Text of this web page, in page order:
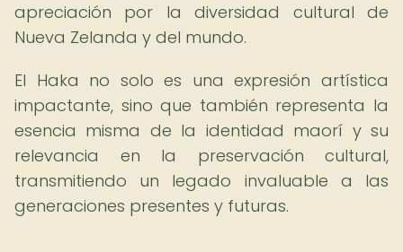
apreciación por la diversidad cultural de
Nueva Zelanda y del mundo.
El Haka no solo es una expresión artística
impactante, sino que también representa la
esencia misma de la identidad maorí y su
relevancia en la preservación cultural,
transmitiendo un legado invaluable a las
generaciones presentes y futuras.